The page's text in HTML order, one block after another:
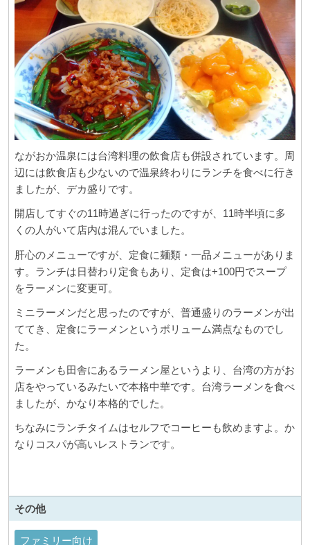
ながおか温泉には台湾料理の飲食店も併設されています。周
辺には飲食店も少ないので温泉終わりにランチを食べに行き
ましたが、デカ盛りです。
開店してすぐの11時過ぎに行ったのですが、11時半頃に多
くの人がいて店内は混んでいました。
肝心のメニューですが、定食に麺類・一品メニューがありま
す。ランチは日替わり定食もあり、定食は+100円でスープ
をラーメンに変更可。
ミニラーメンだと思ったのですが、普通盛りのラーメンが出
ててき、定食にラーメンというボリューム満点なものでし
た。
ラーメンも田舎にあるラーメン屋というより、台湾の方がお
店をやっているみたいで本格中華です。台湾ラーメンを食べ
ましたが、かなり本格的でした。
ちなみにランチタイムはセルフでコーヒーも飲めますよ。か
なりコスパが高いレストランです。
その他
ファミリー向け